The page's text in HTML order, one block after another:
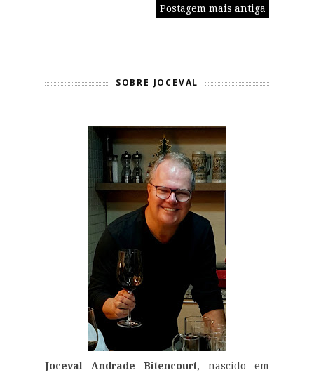
Postagem mais antiga
SOBRE JOCEVAL
Joceval Andrade Bitencourt, nascido em